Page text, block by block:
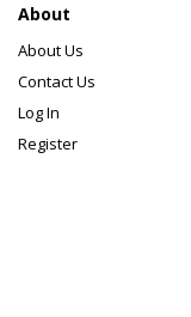
About
About Us
Contact Us
Log In
Register